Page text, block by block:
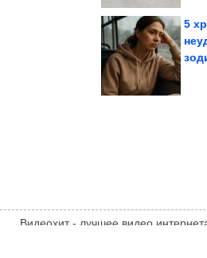
5
Видеохит - лучшее видео